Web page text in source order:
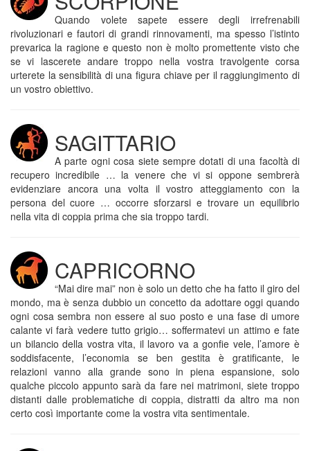
Quando volete sapete essere degli irrefrenabili
rivoluzionari e fautori di grandi rinnovamenti, ma spesso l’istinto
prevarica la ragione e questo non è molto promettente visto che
se vi lascerete andare troppo nella vostra travolgente corsa
urterete la sensibilità di una figura chiave per il raggiungimento di
un vostro obiettivo.
SAGITTARIO
A parte ogni cosa siete sempre dotati di una facoltà di
recupero incredibile … la venere che vi si oppone sembrerà
evidenziare ancora una volta il vostro atteggiamento con la
persona del cuore … occorre sforzarsi e trovare un equilibrio
nella vita di coppia prima che sia troppo tardi.
CAPRICORNO
“Mai dire mai” non è solo un detto che ha fatto il giro del
mondo, ma è senza dubbio un concetto da adottare oggi quando
ogni cosa sembra non essere al suo posto e una fase di umore
calante vi farà vedere tutto grigio… soffermatevi un attimo e fate
un bilancio della vostra vita, il lavoro va a gonfie vele, l’amore è
soddisfacente, l’economia se ben gestita è gratificante, le
relazioni vanno alla grande sono in piena espansione, solo
qualche piccolo appunto sarà da fare nei matrimoni, siete troppo
distanti dalle problematiche di coppia, distratti da altro ma non
certo così importante come la vostra vita sentimentale.